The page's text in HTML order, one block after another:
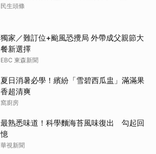
民生頭條
獨家／難訂位+颱風恐攪局 外帶成父親節大
餐新選擇
EBC 東森新聞
夏日消暑必學！繽紛「雪碧西瓜盅」滿滿果
香超清爽
窩廚房
最熟悉味道！科學麵海苔風味復出 勾起回
憶
華視新聞